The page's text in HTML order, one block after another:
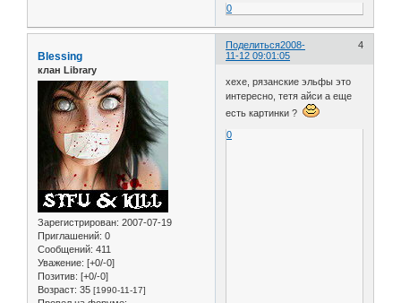
0
Поделиться 4
2008-
11-12 09:01:05
Blessing
клан Library
Зарегистрирован: 2007-07-19
Приглашений: 0
Сообщений: 411
Уважение: [+0/-0]
Позитив: [+0/-0]
Возраст: 35 [1990-11-17]
хехе, рязанские эльфы это
интересно, тетя айси а еще
есть картинки ?
0